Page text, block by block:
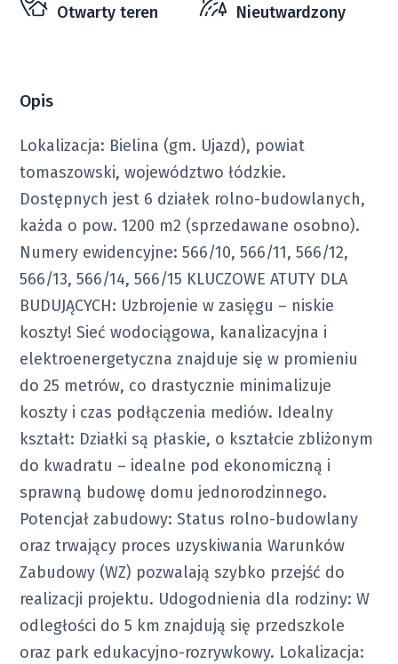
Otwarty teren Nieutwardzony
Opis
Lokalizacja: Bielina (gm. Ujazd), powiat
tomaszowski, województwo łódzkie.
Dostępnych jest 6 działek rolno-budowlanych,
każda o pow. 1200 m2 (sprzedawane osobno).
Numery ewidencyjne: 566/10, 566/11, 566/12,
566/13, 566/14, 566/15 KLUCZOWE ATUTY DLA
BUDUJĄCYCH: Uzbrojenie w zasięgu – niskie
koszty! Sieć wodociągowa, kanalizacyjna i
elektroenergetyczna znajduje się w promieniu
do 25 metrów, co drastycznie minimalizuje
koszty i czas podłączenia mediów. Idealny
kształt: Działki są płaskie, o kształcie zbliżonym
do kwadratu – idealne pod ekonomiczną i
sprawną budowę domu jednorodzinnego.
Potencjał zabudowy: Status rolno-budowlany
oraz trwający proces uzyskiwania Warunków
Zabudowy (WZ) pozwalają szybko przejść do
realizacji projektu. Udogodnienia dla rodziny: W
odległości do 5 km znajdują się przedszkole
oraz park edukacyjno-rozrywkowy. Lokalizacja: